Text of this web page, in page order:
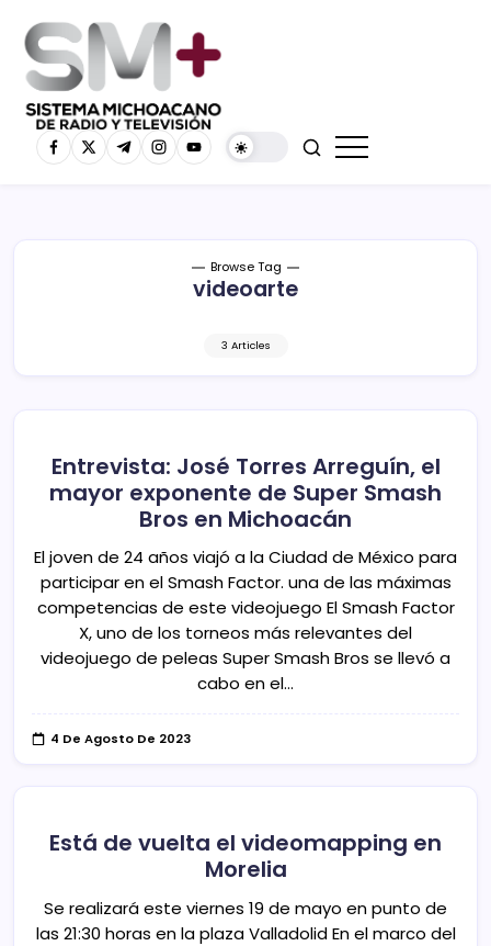
Browse Tag
videoarte
3 Articles
Entrevista: José Torres Arreguín, el
mayor exponente de Super Smash
Bros en Michoacán
El joven de 24 años viajó a la Ciudad de México para
participar en el Smash Factor. una de las máximas
competencias de este videojuego El Smash Factor
X, uno de los torneos más relevantes del
videojuego de peleas Super Smash Bros se llevó a
cabo en el…
4 De Agosto De 2023
Está de vuelta el videomapping en
Morelia
Se realizará este viernes 19 de mayo en punto de
las 21:30 horas en la plaza Valladolid En el marco del